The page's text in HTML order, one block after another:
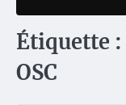
Étiquette :
OSC